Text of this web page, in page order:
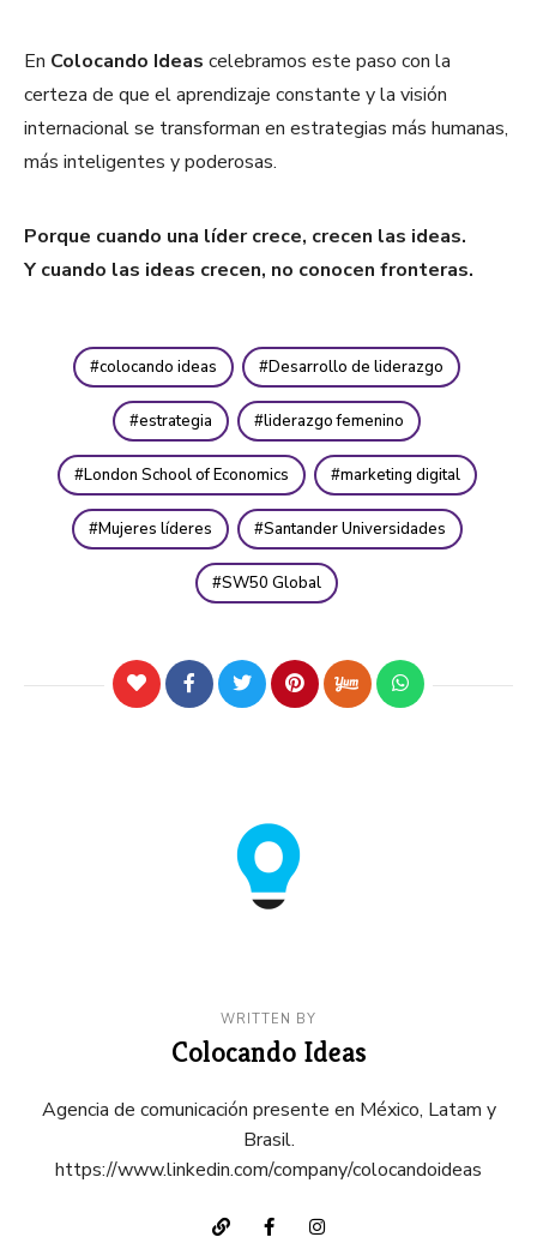
En Colocando Ideas celebramos este paso con la
certeza de que el aprendizaje constante y la visión
internacional se transforman en estrategias más humanas,
más inteligentes y poderosas.
Porque cuando una líder crece, crecen las ideas.
Y cuando las ideas crecen, no conocen fronteras.
colocando ideas Desarrollo de liderazgo
estrategia liderazgo femenino
London School of Economics marketing digital
Mujeres líderes Santander Universidades
SW50 Global
WRITTEN BY
Colocando Ideas
Agencia de comunicación presente en México, Latam y
Brasil.
https://www.linkedin.com/company/colocandoideas